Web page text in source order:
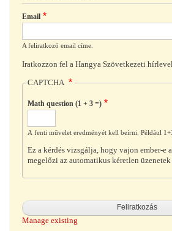
Email
A feliratkozó email címe.
Iratkozzon fel a Hangya Szövetkezeti
CAPTCHA
Math question (1 + 3 =)
A fenti művelet eredményét kell beírni. Például
Ez a kérdés vizsgálja, hogy vajon ember-e
megelőzi az automatikus kéretlen
Manage existing